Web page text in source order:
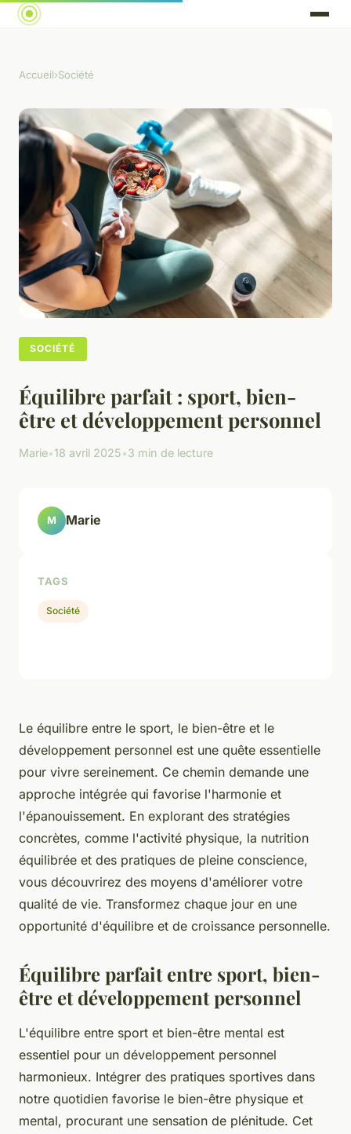
Accueil›Société
SOCIÉTÉ
Équilibre parfait : sport, bien-
être et développement personnel
Marie•18 avril 2025•3 min de lecture
Le équilibre entre le sport, le bien-être et le
développement personnel est une quête essentielle
pour vivre sereinement. Ce chemin demande une
approche intégrée qui favorise l'harmonie et
l'épanouissement. En explorant des stratégies
concrètes, comme l'activité physique, la nutrition
équilibrée et des pratiques de pleine conscience,
vous découvrirez des moyens d'améliorer votre
qualité de vie. Transformez chaque jour en une
opportunité d'équilibre et de croissance personnelle.
Équilibre parfait entre sport, bien-
être et développement personnel
L'équilibre entre sport et bien-être mental est
essentiel pour un développement personnel
harmonieux. Intégrer des pratiques sportives dans
notre quotidien favorise le bien-être physique et
mental, procurant une sensation de plénitude. Cet
M Marie
TAGS
Société